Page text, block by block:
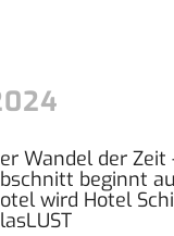
Wandel der Zeit
beginnt
wird Hotel